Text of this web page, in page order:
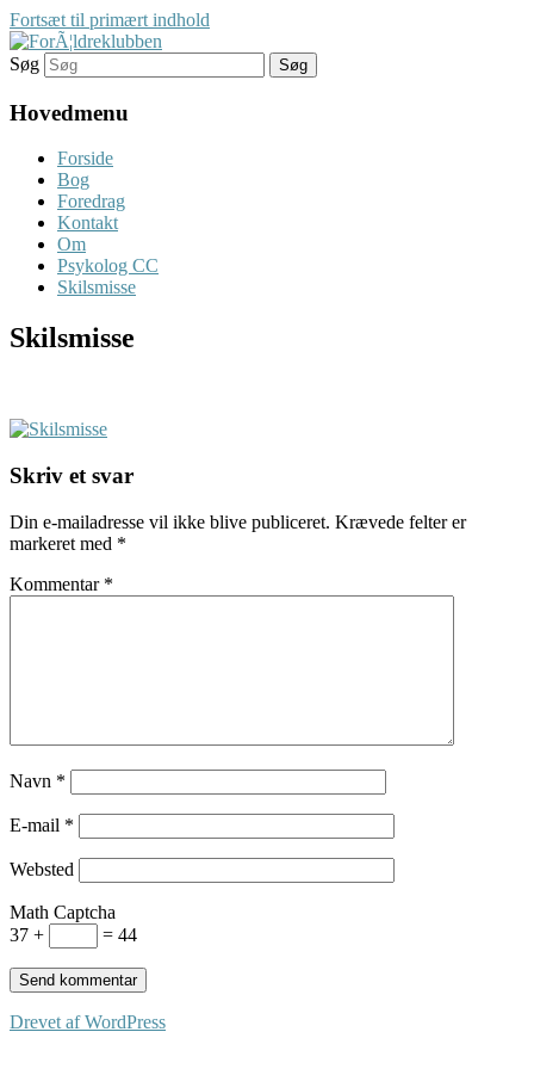
Fortsæt til primært indhold
ForÃ¦ldreklubben
Her finder du gode rÃ¥d
Søg
Hovedmenu
Forside
Bog
Foredrag
Kontakt
Om
Psykolog CC
Skilsmisse
Skilsmisse
Skriv et svar
Din e-mailadresse vil ikke blive publiceret. Krævede felter er
markeret med *
Kommentar *
Navn *
E-mail *
Websted
Math Captcha
37 +
= 44
Drevet af WordPress